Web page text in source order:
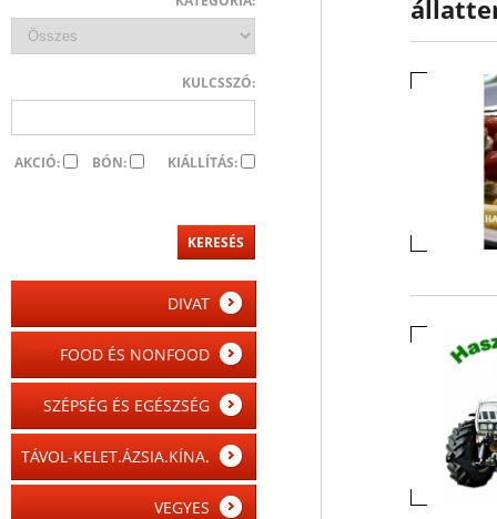
KULCSSZÓ:
AKCIÓ: BÓN: KIÁLLÍTÁS:
DIVAT
FOOD ÉS NONFOOD
SZÉPSÉG ÉS EGÉSZSÉG
TÁVOL-KELET.ÁZSIA.KÍNA.
VEGYES